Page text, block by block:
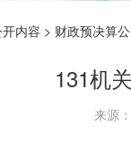
内容 > 财政预决算
131机
来源